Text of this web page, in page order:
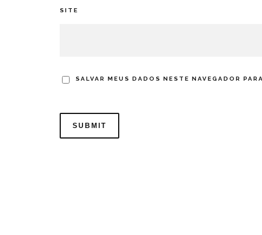
SITE
SALVAR MEUS DADOS NESTE NAVEGADOR